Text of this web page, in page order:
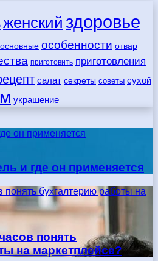
женский здоровье
основные особенности отвар
приготовить приготовления
салат секреты советы сухой
украшение
он применяется
и где он применяется
бухгалтерию работы на
понять
на маркетплейсе?